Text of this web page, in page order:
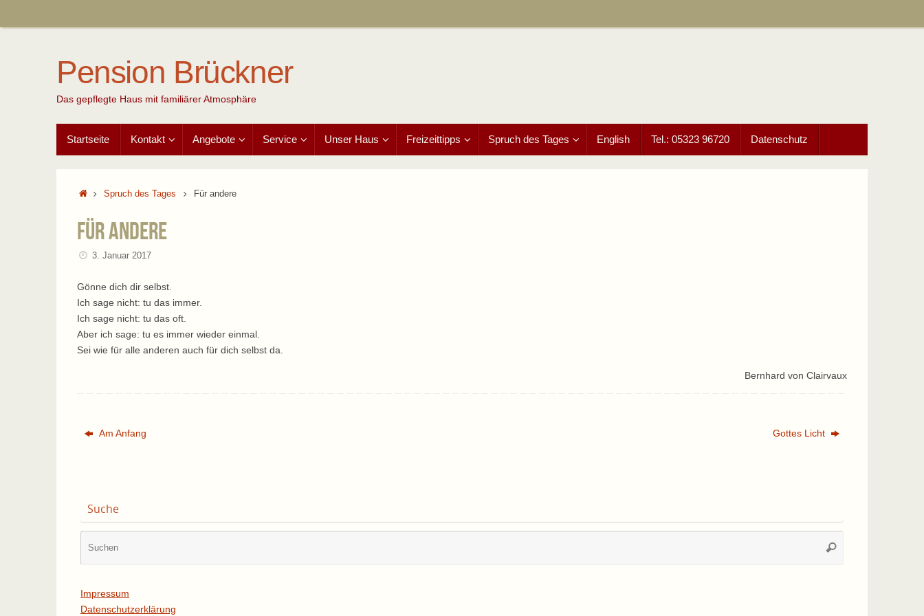
Pension Brückner
Das gepflegte Haus mit familiärer Atmosphäre
Inhalt
springen
Startseite Kontakt Angebote Service Unser Haus Freizeittipps Spruch des Tages English Tel.: 05323 96720 Datenschutz
StartSpruch des Tages Für andere
Für andere
3. Januar 2017
Gönne dich dir selbst.
Ich sage nicht: tu das immer.
Ich sage nicht: tu das oft.
Aber ich sage: tu es immer wieder einmal.
Sei wie für alle anderen auch für dich selbst da.
Bernhard von Clairvaux
Am Anfang Gottes Licht
Suche
Suchen
Impressum
Datenschutzerklärung